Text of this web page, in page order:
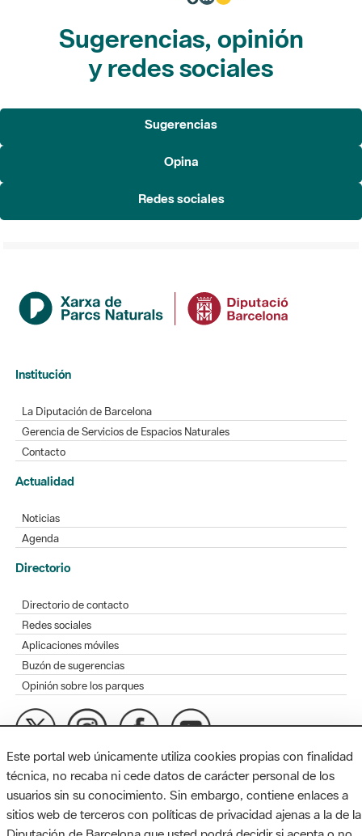
Sugerencias, opinión
y redes sociales
Sugerencias
Opina
Redes sociales
Institución
La Diputación de Barcelona
Gerencia de Servicios de Espacios Naturales
Contacto
Actualidad
Noticias
Agenda
Directorio
Directorio de contacto
Redes sociales
Aplicaciones móviles
Buzón de sugerencias
Opinión sobre los parques
MAPA WEB AVISO LEGAL ACCESIBILIDAD
Diputación de Barcelona. Edifici Llacuna, 1a planta. Badajoz, 49.
08005 Barcelona. Tel. 934 022 428 / xarxaparcs@diba.cat
Este portal web únicamente utiliza cookies propias con finalidad
técnica, no recaba ni cede datos de carácter personal de los
usuarios sin su conocimiento. Sin embargo, contiene enlaces a
sitios web de terceros con políticas de privacidad ajenas a la de la